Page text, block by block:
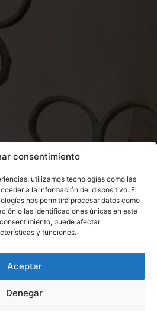
consentimiento
utilizamos tecnologías como las
a la información del dispositivo. El
nos permitirá procesar datos como
o las identificaciones únicas en este
puede afectar
y funciones.
Aceptar
Denegar